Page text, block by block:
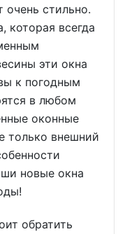
очень стильно.
которая всегда
эти окна
к погодным
в любом
оконные
только внешний
новые окна
обратить